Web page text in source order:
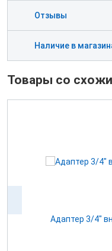
Отзывы
Наличие в
Товары со
Адаптер 3/4"